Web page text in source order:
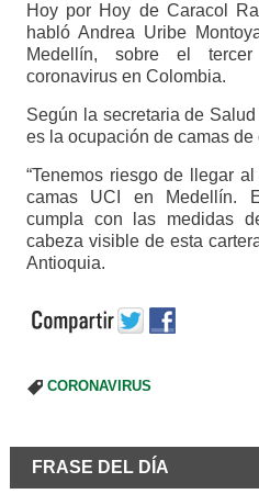
Hoy por Hoy de Caracol
habló Andrea Uribe
Medellín, sobre el
coronavirus en Colombia.
Según la secretaria de
es la ocupación de camas
“Tenemos riesgo de llegar
camas UCI en Medellín.
cumpla con las medidas
cabeza visible de esta
Antioquia.
CORONAVIRUS
FRASE DEL DÍA